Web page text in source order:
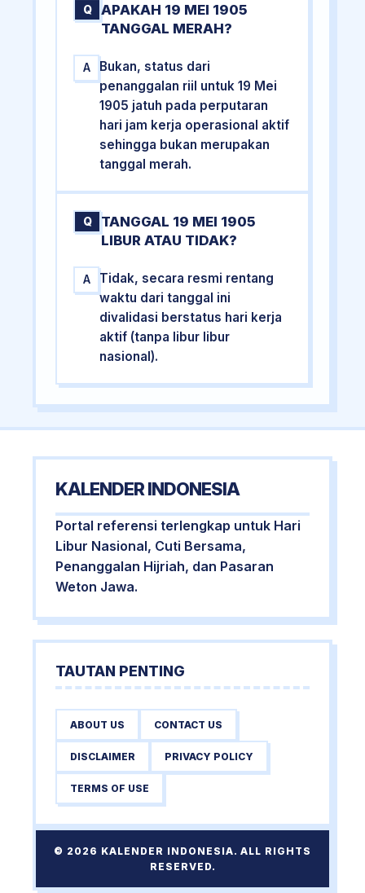
Q
APAKAH 19 MEI 1905
TANGGAL MERAH?
A
Bukan, status dari
penanggalan riil untuk 19 Mei
1905 jatuh pada perputaran
hari jam kerja operasional aktif
sehingga bukan merupakan
tanggal merah.
Q
TANGGAL 19 MEI 1905
LIBUR ATAU TIDAK?
A
Tidak, secara resmi rentang
waktu dari tanggal ini
divalidasi berstatus hari kerja
aktif (tanpa libur libur
nasional).
KALENDER INDONESIA
Portal referensi terlengkap untuk Hari
Libur Nasional, Cuti Bersama,
Penanggalan Hijriah, dan Pasaran
Weton Jawa.
TAUTAN PENTING
ABOUT US CONTACT US
DISCLAIMER PRIVACY POLICY
TERMS OF USE
© 2026 KALENDER INDONESIA. ALL RIGHTS
RESERVED.